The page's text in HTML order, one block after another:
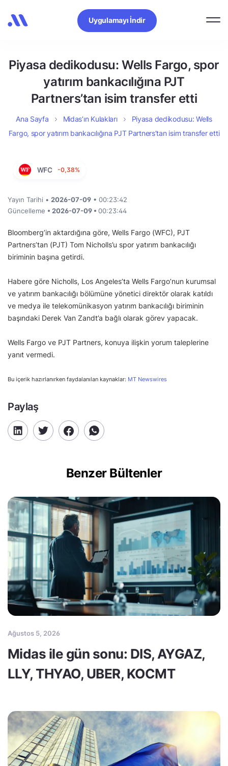
Uygulamayı İndir
Piyasa dedikodusu: Wells Fargo, spor
yatırım bankacılığına PJT
Partners’tan isim transfer etti
Ana Sayfa Midas’ın Kulakları
Piyasa dedikodusu: Wells
Fargo, spor yatırım bankacılığına PJT Partners’tan isim transfer etti
WFC -0,38%
Yayın Tarihi • 2026-07-09 • 00:23:42
Güncelleme • 2026-07-09 • 00:23:44
Bloomberg’in aktardığına göre, Wells Fargo (WFC), PJT
Partners’tan (PJT) Tom Nicholls’u spor yatırım bankacılığı
biriminin başına getirdi.
Habere göre Nicholls, Los Angeles’ta Wells Fargo’nun kurumsal
ve yatırım bankacılığı bölümüne yönetici direktör olarak katıldı
ve medya ile telekomünikasyon yatırım bankacılığı biriminin
başındaki Derek Van Zandt’a bağlı olarak görev yapacak.
Wells Fargo ve PJT Partners, konuya ilişkin yorum taleplerine
yanıt vermedi.
Bu içerik hazırlanırken faydalanılan kaynaklar: MT Newswires
Paylaş
Benzer Bültenler
Ağustos 5, 2026
Midas ile gün sonu: DIS, AYGAZ,
LLY, THYAO, UBER, KOCMT